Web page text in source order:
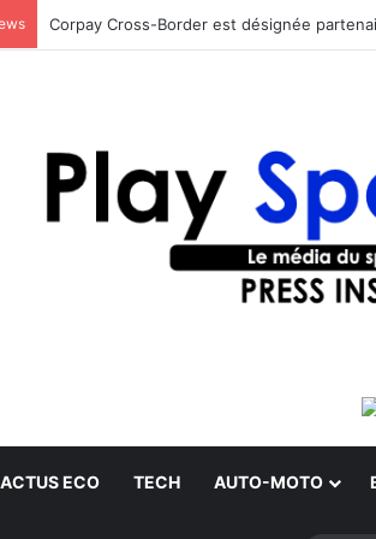
Corpay Cross-Border est désignée
ACTUS ECO TECH AUTO-MOTO